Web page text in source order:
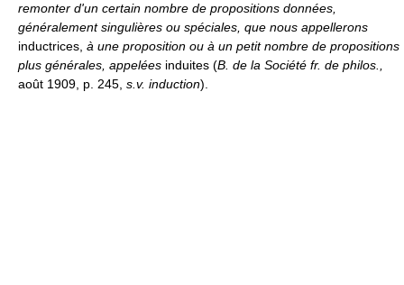
remonter d'un certain nombre de propositions données,
généralement singulières ou spéciales, que nous appellerons
inductrices, à une proposition ou à un petit nombre de propositions
plus générales, appelées induites (B. de la Société fr. de philos.,
août 1909, p. 245, s.v. induction).